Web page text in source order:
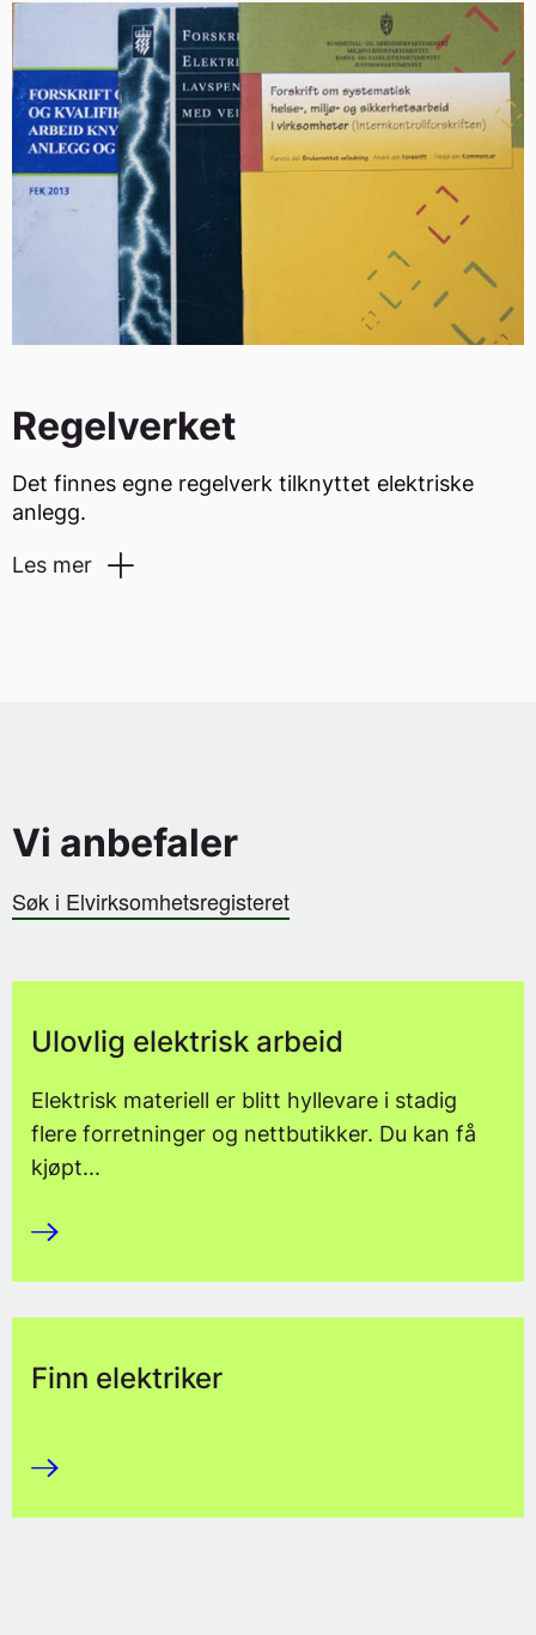
medføre brann! Er det du selv som har stått for
monteringen kan det bli vanskelig å få igjen på
forsikringen. Det anbefales derfor at alt elmateriell
monteres av registrert installasjonsvirksomhet.
Regelverket
Det finnes egne regelverk tilknyttet elektriske
anlegg.
Les mer
Vi anbefaler
Søk i Elvirksomhetsregisteret
Ulovlig elektrisk arbeid
Elektrisk materiell er blitt hyllevare i stadig
flere forretninger og nettbutikker. Du kan få
kjøpt...
Finn elektriker